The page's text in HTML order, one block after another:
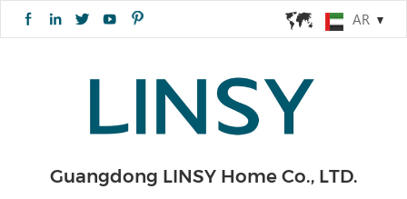
AR
Guangdong LINSY Home Co., LTD.